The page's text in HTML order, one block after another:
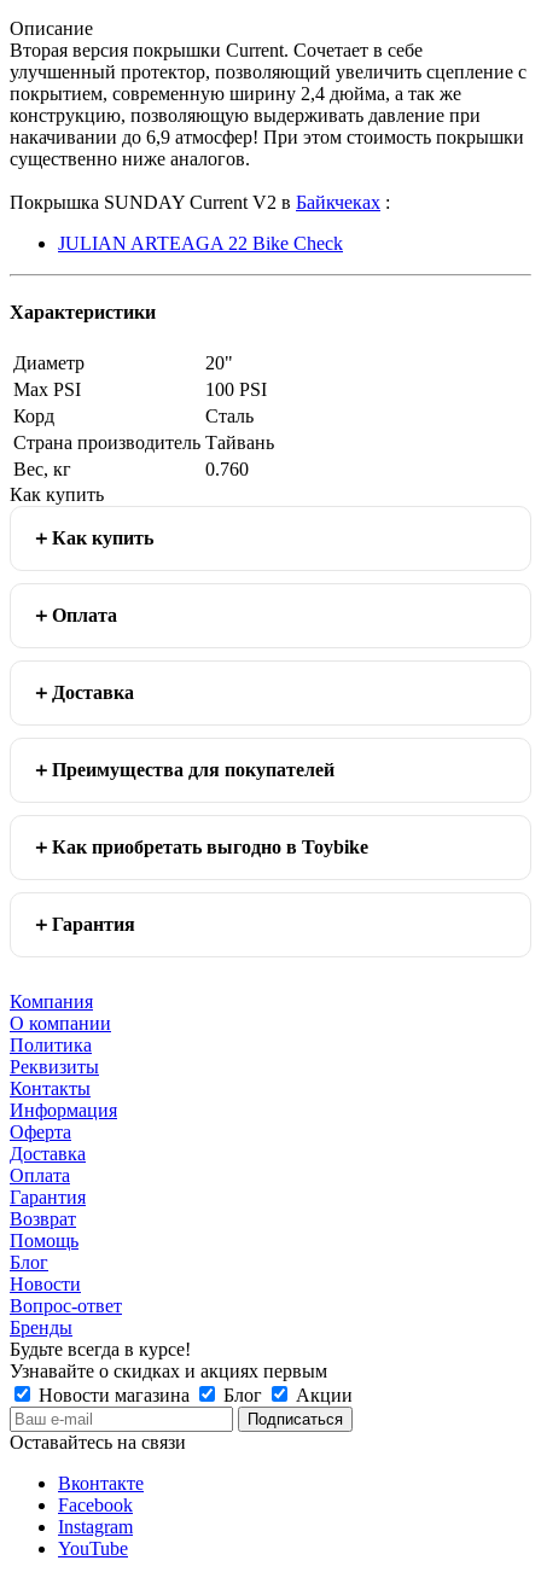
Описание
Вторая версия покрышки Current. Сочетает в себе
улучшенный протектор, позволяющий увеличить сцепление с
покрытием, современную ширину 2,4 дюйма, а так же
конструкцию, позволяющую выдерживать давление при
накачивании до 6,9 атмосфер! При этом стоимость покрышки
существенно ниже аналогов.
Покрышка SUNDAY Current V2 в Байкчеках :
JULIAN ARTEAGA 22 Bike Check
Характеристики
Диаметр
20"
Max PSI
100 PSI
Корд
Сталь
Страна производитель Тайвань
Вес, кг
0.760
Как купить
Как купить
Оплата
Доставка
Преимущества для покупателей
Как приобретать выгодно в Toybike
Гарантия
Компания
О компании
Политика
Реквизиты
Контакты
Информация
Оферта
Доставка
Оплата
Гарантия
Возврат
Помощь
Блог
Новости
Вопрос-ответ
Бренды
Будьте всегда в курсе!
Узнавайте о скидках и акциях первым
Новости магазина
Блог Акции
Оставайтесь на связи
Вконтакте
Facebook
Instagram
YouTube